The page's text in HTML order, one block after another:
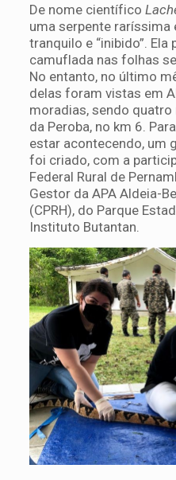
De nome científico
uma serpente raríssima
tranquilo e “inibido”.
camuflada nas folhas
No entanto, no último
delas foram vistas em
moradias, sendo quatro
da Peroba, no km 6.
estar acontecendo, um
foi criado, com a
Federal Rural de
Gestor da APA Aldeia-
(CPRH), do Parque
Instituto Butantan.